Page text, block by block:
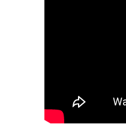
ケート